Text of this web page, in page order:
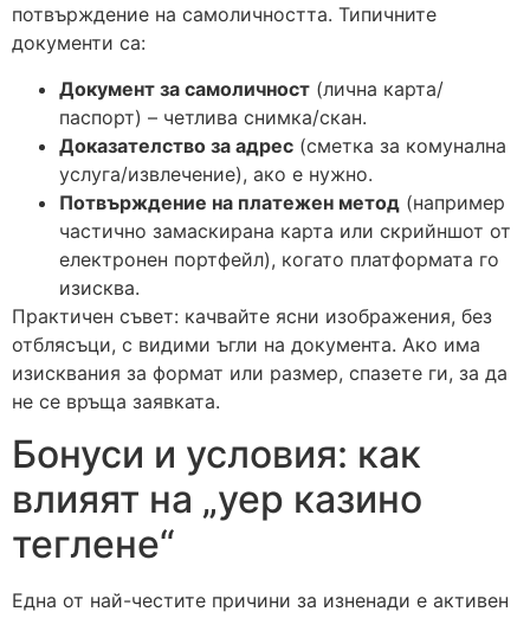
потвърждение на самоличността. Типичните
документи са:
Документ за самоличност (лична карта/
паспорт) – четлива снимка/скан.
Доказателство за адрес (сметка за комунална
услуга/извлечение), ако е нужно.
Потвърждение на платежен метод (например
частично замаскирана карта или скрийншот от
електронен портфейл), когато платформата го
изисква.
Практичен съвет: качвайте ясни изображения, без
отблясъци, с видими ъгли на документа. Ако има
изисквания за формат или размер, спазете ги, за да
не се връща заявката.
Бонуси и условия: как
влияят на „yep казино
теглене“
Една от най-честите причини за изненади е активен